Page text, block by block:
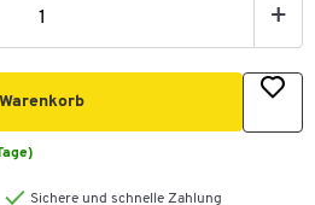
+
Sichere und schnelle Zahlung